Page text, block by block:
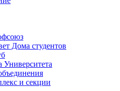
Дома студентов
Университета
и секции